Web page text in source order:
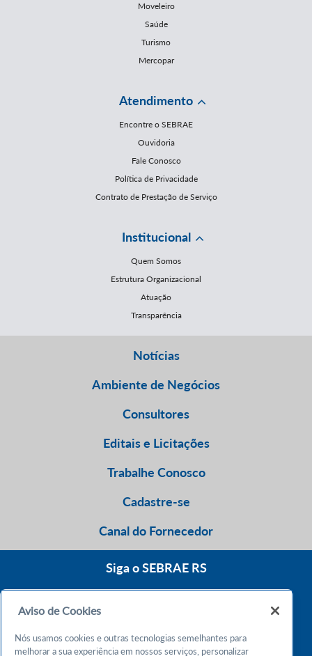
Moveleiro
Saúde
Turismo
Mercopar
Atendimento
Encontre o SEBRAE
Ouvidoria
Fale Conosco
Política de Privacidade
Contrato de Prestação de Serviço
Institucional
Quem Somos
Estrutura Organizacional
Atuação
Transparência
Notícias
Ambiente de Negócios
Consultores
Editais e Licitações
Trabalhe Conosco
Cadastre-se
Canal do Fornecedor
Siga o SEBRAE RS
Atendimento 24h
Aviso de Cookies
Nós usamos cookies e outras tecnologias semelhantes para
melhorar a sua experiência em nossos serviços, personalizar